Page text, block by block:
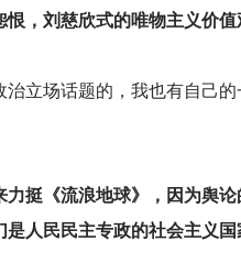
，刘慈欣式的唯物主义价值
立场话题的，我也有自己
挺《流浪地球》，因为舆
人民民主专政的社会主义